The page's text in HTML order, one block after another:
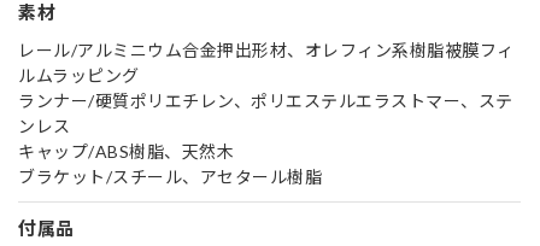
素材
レール/アルミニウム合金押出形材、オレフィン系樹脂被膜フィ
ルムラッピング
ランナー/硬質ポリエチレン、ポリエステルエラストマー、ステ
ンレス
キャップ/ABS樹脂、天然木
ブラケット/スチール、アセタール樹脂
付属品